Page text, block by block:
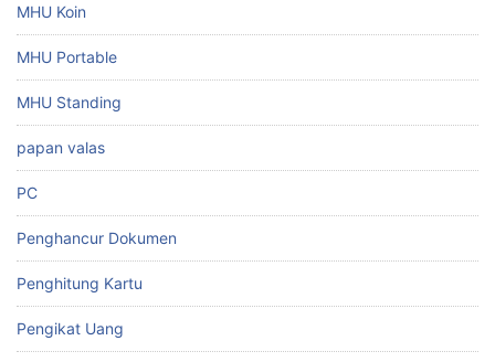
MHU Koin
MHU Portable
MHU Standing
papan valas
PC
Penghancur Dokumen
Penghitung Kartu
Pengikat Uang